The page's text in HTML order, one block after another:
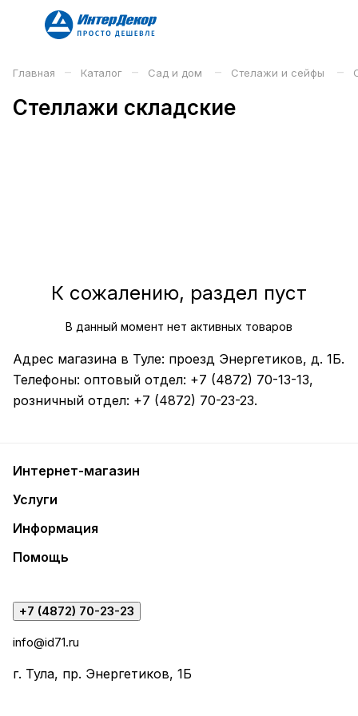
Главная – Каталог – Сад и дом – Стелажи и сейфы –
Стеллажи складские
К сожалению, раздел пуст
В данный момент нет активных товаров
Адрес магазина в Туле: проезд Энергетиков, д. 1Б.
Телефоны: оптовый отдел: +7 (4872) 70-13-13,
розничный отдел: +7 (4872) 70-23-23.
Интернет-магазин
Услуги
Информация
Помощь
+7 (4872) 70-23-23
info@id71.ru
г. Тула, пр. Энергетиков, 1Б